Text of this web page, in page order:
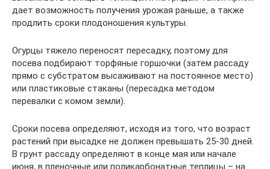
дает возможность получения урожая раньше, а также
продлить сроки плодоношения культуры.
Огурцы тяжело переносят пересадку, поэтому для
посева подбирают торфяные горшочки (затем рассаду
прямо с субстратом высаживают на постоянное место)
или пластиковые стаканы (пересадка методом
перевалки с комом земли).
Сроки посева определяют, исходя из того, что возраст
растений при высадке не должен превышать 25-30 дней.
В грунт рассаду определяют в конце мая или начале
июня, в пленочные или поликарбонатные теплицы – на